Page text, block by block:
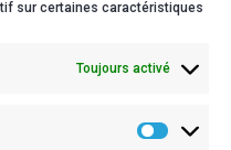
sur certaines caractéristiques
Toujours activé